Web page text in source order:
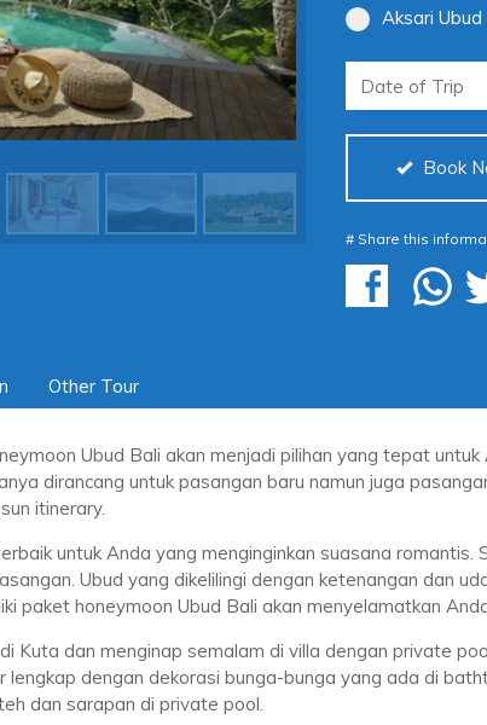
Aksari
Book
# Share this
Other Tour
Ubud Bali akan menjadi pilihan yang tepat
dirancang untuk pasangan baru namun juga
itinerary.
untuk Anda yang menginginkan suasana
Ubud yang dikelilingi dengan ketenangan dan
paket honeymoon Ubud Bali akan menyelamatkan
Kuta dan menginap semalam di villa dengan private
lengkap dengan dekorasi bunga-bunga yang ada di
dan sarapan di private pool.